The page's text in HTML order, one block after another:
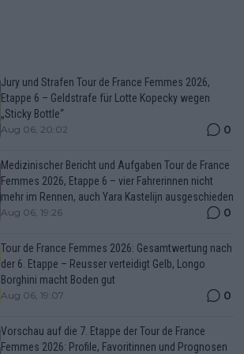
Jury und Strafen Tour de France Femmes 2026,
Etappe 6 – Geldstrafe für Lotte Kopecky wegen
„Sticky Bottle“
Aug 06, 20:02 0
Medizinischer Bericht und Aufgaben Tour de France
Femmes 2026, Etappe 6 – vier Fahrerinnen nicht
mehr im Rennen, auch Yara Kastelijn ausgeschieden
Aug 06, 19:26 0
Tour de France Femmes 2026: Gesamtwertung nach
der 6. Etappe – Reusser verteidigt Gelb, Longo
Borghini macht Boden gut
Aug 06, 19:07 0
Vorschau auf die 7. Etappe der Tour de France
Femmes 2026: Profile, Favoritinnen und Prognosen